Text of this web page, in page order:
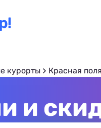
курорты Красная
и